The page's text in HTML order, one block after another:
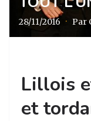
28/11/2016 · Par
Lillois
et